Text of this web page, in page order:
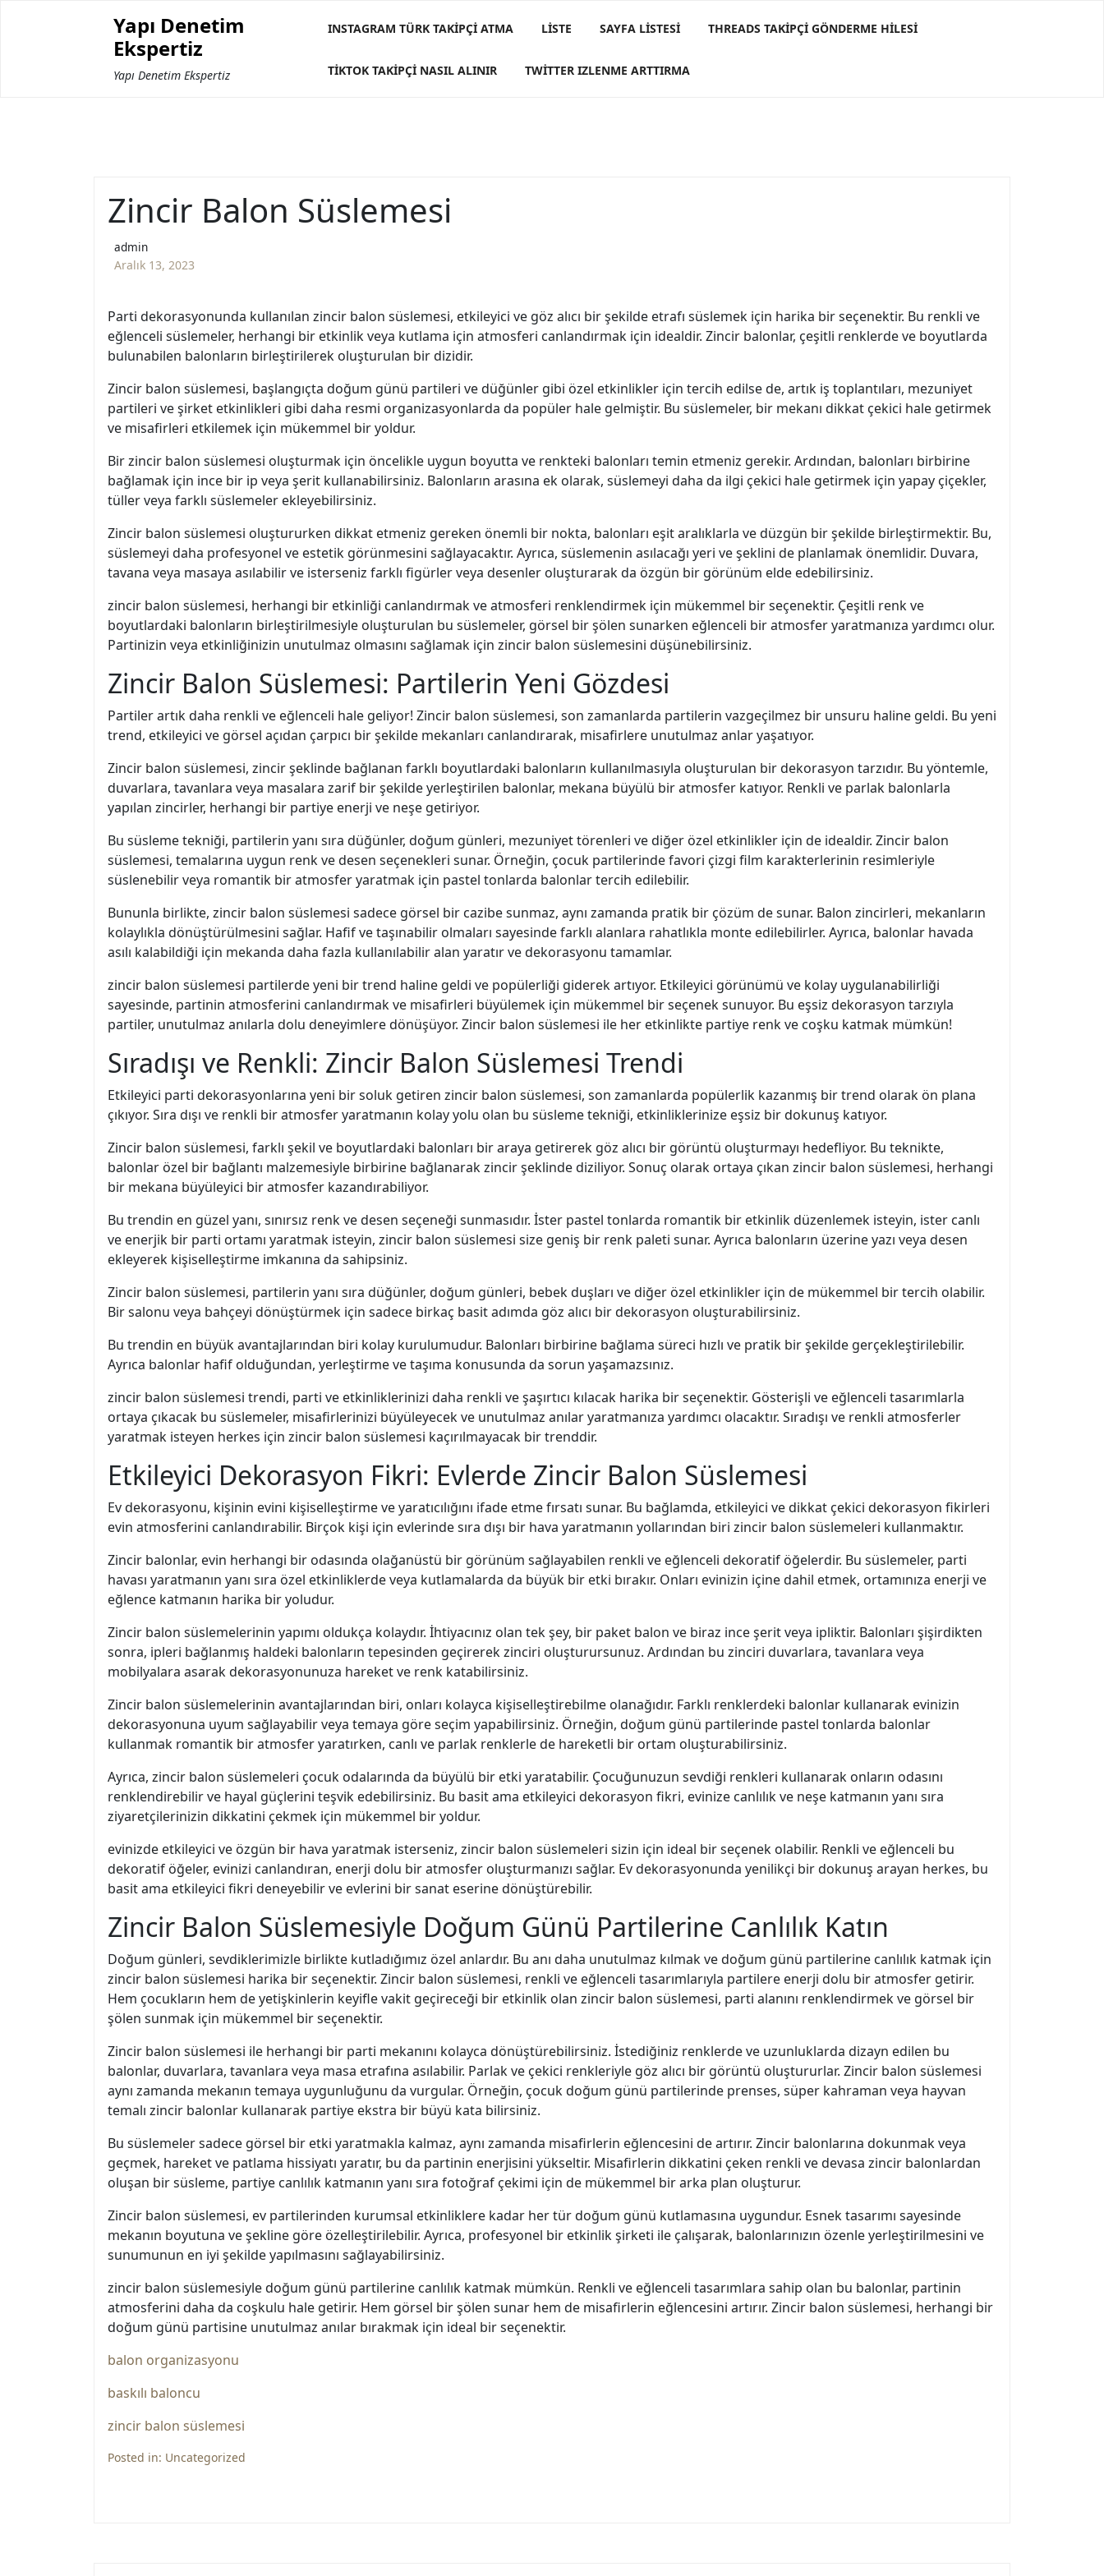
Yapı Denetim
Ekspertiz
Yapı Denetim Ekspertiz
INSTAGRAM TÜRK TAKIPÇI ATMA LISTE SAYFA LISTESI THREADS TAKIPÇI GÖNDERME HILESI
TIKTOK TAKIPÇI NASIL ALINIR TWITTER IZLENME ARTTIRMA
Zincir Balon Süslemesi
admin
Aralık 13, 2023
Parti dekorasyonunda kullanılan zincir balon süslemesi, etkileyici ve göz alıcı bir şekilde etrafı süslemek için harika bir seçenektir. Bu renkli ve
eğlenceli süslemeler, herhangi bir etkinlik veya kutlama için atmosferi canlandırmak için idealdir. Zincir balonlar, çeşitli renklerde ve boyutlarda
bulunabilen balonların birleştirilerek oluşturulan bir dizidir.
Zincir balon süslemesi, başlangıçta doğum günü partileri ve düğünler gibi özel etkinlikler için tercih edilse de, artık iş toplantıları, mezuniyet
partileri ve şirket etkinlikleri gibi daha resmi organizasyonlarda da popüler hale gelmiştir. Bu süslemeler, bir mekanı dikkat çekici hale getirmek
ve misafirleri etkilemek için mükemmel bir yoldur.
Bir zincir balon süslemesi oluşturmak için öncelikle uygun boyutta ve renkteki balonları temin etmeniz gerekir. Ardından, balonları birbirine
bağlamak için ince bir ip veya şerit kullanabilirsiniz. Balonların arasına ek olarak, süslemeyi daha da ilgi çekici hale getirmek için yapay çiçekler,
tüller veya farklı süslemeler ekleyebilirsiniz.
Zincir balon süslemesi oluştururken dikkat etmeniz gereken önemli bir nokta, balonları eşit aralıklarla ve düzgün bir şekilde birleştirmektir. Bu,
süslemeyi daha profesyonel ve estetik görünmesini sağlayacaktır. Ayrıca, süslemenin asılacağı yeri ve şeklini de planlamak önemlidir. Duvara,
tavana veya masaya asılabilir ve isterseniz farklı figürler veya desenler oluşturarak da özgün bir görünüm elde edebilirsiniz.
zincir balon süslemesi, herhangi bir etkinliği canlandırmak ve atmosferi renklendirmek için mükemmel bir seçenektir. Çeşitli renk ve
boyutlardaki balonların birleştirilmesiyle oluşturulan bu süslemeler, görsel bir şölen sunarken eğlenceli bir atmosfer yaratmanıza yardımcı olur.
Partinizin veya etkinliğinizin unutulmaz olmasını sağlamak için zincir balon süslemesini düşünebilirsiniz.
Zincir Balon Süslemesi: Partilerin Yeni Gözdesi
Partiler artık daha renkli ve eğlenceli hale geliyor! Zincir balon süslemesi, son zamanlarda partilerin vazgeçilmez bir unsuru haline geldi. Bu yeni
trend, etkileyici ve görsel açıdan çarpıcı bir şekilde mekanları canlandırarak, misafirlere unutulmaz anlar yaşatıyor.
Zincir balon süslemesi, zincir şeklinde bağlanan farklı boyutlardaki balonların kullanılmasıyla oluşturulan bir dekorasyon tarzıdır. Bu yöntemle,
duvarlara, tavanlara veya masalara zarif bir şekilde yerleştirilen balonlar, mekana büyülü bir atmosfer katıyor. Renkli ve parlak balonlarla
yapılan zincirler, herhangi bir partiye enerji ve neşe getiriyor.
Bu süsleme tekniği, partilerin yanı sıra düğünler, doğum günleri, mezuniyet törenleri ve diğer özel etkinlikler için de idealdir. Zincir balon
süslemesi, temalarına uygun renk ve desen seçenekleri sunar. Örneğin, çocuk partilerinde favori çizgi film karakterlerinin resimleriyle
süslenebilir veya romantik bir atmosfer yaratmak için pastel tonlarda balonlar tercih edilebilir.
Bununla birlikte, zincir balon süslemesi sadece görsel bir cazibe sunmaz, aynı zamanda pratik bir çözüm de sunar. Balon zincirleri, mekanların
kolaylıkla dönüştürülmesini sağlar. Hafif ve taşınabilir olmaları sayesinde farklı alanlara rahatlıkla monte edilebilirler. Ayrıca, balonlar havada
asılı kalabildiği için mekanda daha fazla kullanılabilir alan yaratır ve dekorasyonu tamamlar.
zincir balon süslemesi partilerde yeni bir trend haline geldi ve popülerliği giderek artıyor. Etkileyici görünümü ve kolay uygulanabilirliği
sayesinde, partinin atmosferini canlandırmak ve misafirleri büyülemek için mükemmel bir seçenek sunuyor. Bu eşsiz dekorasyon tarzıyla
partiler, unutulmaz anılarla dolu deneyimlere dönüşüyor. Zincir balon süslemesi ile her etkinlikte partiye renk ve coşku katmak mümkün!
Sıradışı ve Renkli: Zincir Balon Süslemesi Trendi
Etkileyici parti dekorasyonlarına yeni bir soluk getiren zincir balon süslemesi, son zamanlarda popülerlik kazanmış bir trend olarak ön plana
çıkıyor. Sıra dışı ve renkli bir atmosfer yaratmanın kolay yolu olan bu süsleme tekniği, etkinliklerinize eşsiz bir dokunuş katıyor.
Zincir balon süslemesi, farklı şekil ve boyutlardaki balonları bir araya getirerek göz alıcı bir görüntü oluşturmayı hedefliyor. Bu teknikte,
balonlar özel bir bağlantı malzemesiyle birbirine bağlanarak zincir şeklinde diziliyor. Sonuç olarak ortaya çıkan zincir balon süslemesi, herhangi
bir mekana büyüleyici bir atmosfer kazandırabiliyor.
Bu trendin en güzel yanı, sınırsız renk ve desen seçeneği sunmasıdır. İster pastel tonlarda romantik bir etkinlik düzenlemek isteyin, ister canlı
ve enerjik bir parti ortamı yaratmak isteyin, zincir balon süslemesi size geniş bir renk paleti sunar. Ayrıca balonların üzerine yazı veya desen
ekleyerek kişiselleştirme imkanına da sahipsiniz.
Zincir balon süslemesi, partilerin yanı sıra düğünler, doğum günleri, bebek duşları ve diğer özel etkinlikler için de mükemmel bir tercih olabilir.
Bir salonu veya bahçeyi dönüştürmek için sadece birkaç basit adımda göz alıcı bir dekorasyon oluşturabilirsiniz.
Bu trendin en büyük avantajlarından biri kolay kurulumudur. Balonları birbirine bağlama süreci hızlı ve pratik bir şekilde gerçekleştirilebilir.
Ayrıca balonlar hafif olduğundan, yerleştirme ve taşıma konusunda da sorun yaşamazsınız.
zincir balon süslemesi trendi, parti ve etkinliklerinizi daha renkli ve şaşırtıcı kılacak harika bir seçenektir. Gösterişli ve eğlenceli tasarımlarla
ortaya çıkacak bu süslemeler, misafirlerinizi büyüleyecek ve unutulmaz anılar yaratmanıza yardımcı olacaktır. Sıradışı ve renkli atmosferler
yaratmak isteyen herkes için zincir balon süslemesi kaçırılmayacak bir trenddir.
Etkileyici Dekorasyon Fikri: Evlerde Zincir Balon Süslemesi
Ev dekorasyonu, kişinin evini kişiselleştirme ve yaratıcılığını ifade etme fırsatı sunar. Bu bağlamda, etkileyici ve dikkat çekici dekorasyon fikirleri
evin atmosferini canlandırabilir. Birçok kişi için evlerinde sıra dışı bir hava yaratmanın yollarından biri zincir balon süslemeleri kullanmaktır.
Zincir balonlar, evin herhangi bir odasında olağanüstü bir görünüm sağlayabilen renkli ve eğlenceli dekoratif öğelerdir. Bu süslemeler, parti
havası yaratmanın yanı sıra özel etkinliklerde veya kutlamalarda da büyük bir etki bırakır. Onları evinizin içine dahil etmek, ortamınıza enerji ve
eğlence katmanın harika bir yoludur.
Zincir balon süslemelerinin yapımı oldukça kolaydır. İhtiyacınız olan tek şey, bir paket balon ve biraz ince şerit veya ipliktir. Balonları şişirdikten
sonra, ipleri bağlanmış haldeki balonların tepesinden geçirerek zinciri oluşturursunuz. Ardından bu zinciri duvarlara, tavanlara veya
mobilyalara asarak dekorasyonunuza hareket ve renk katabilirsiniz.
Zincir balon süslemelerinin avantajlarından biri, onları kolayca kişiselleştirebilme olanağıdır. Farklı renklerdeki balonlar kullanarak evinizin
dekorasyonuna uyum sağlayabilir veya temaya göre seçim yapabilirsiniz. Örneğin, doğum günü partilerinde pastel tonlarda balonlar
kullanmak romantik bir atmosfer yaratırken, canlı ve parlak renklerle de hareketli bir ortam oluşturabilirsiniz.
Ayrıca, zincir balon süslemeleri çocuk odalarında da büyülü bir etki yaratabilir. Çocuğunuzun sevdiği renkleri kullanarak onların odasını
renklendirebilir ve hayal güçlerini teşvik edebilirsiniz. Bu basit ama etkileyici dekorasyon fikri, evinize canlılık ve neşe katmanın yanı sıra
ziyaretçilerinizin dikkatini çekmek için mükemmel bir yoldur.
evinizde etkileyici ve özgün bir hava yaratmak isterseniz, zincir balon süslemeleri sizin için ideal bir seçenek olabilir. Renkli ve eğlenceli bu
dekoratif öğeler, evinizi canlandıran, enerji dolu bir atmosfer oluşturmanızı sağlar. Ev dekorasyonunda yenilikçi bir dokunuş arayan herkes, bu
basit ama etkileyici fikri deneyebilir ve evlerini bir sanat eserine dönüştürebilir.
Zincir Balon Süslemesiyle Doğum Günü Partilerine Canlılık Katın
Doğum günleri, sevdiklerimizle birlikte kutladığımız özel anlardır. Bu anı daha unutulmaz kılmak ve doğum günü partilerine canlılık katmak için
zincir balon süslemesi harika bir seçenektir. Zincir balon süslemesi, renkli ve eğlenceli tasarımlarıyla partilere enerji dolu bir atmosfer getirir.
Hem çocukların hem de yetişkinlerin keyifle vakit geçireceği bir etkinlik olan zincir balon süslemesi, parti alanını renklendirmek ve görsel bir
şölen sunmak için mükemmel bir seçenektir.
Zincir balon süslemesi ile herhangi bir parti mekanını kolayca dönüştürebilirsiniz. İstediğiniz renklerde ve uzunluklarda dizayn edilen bu
balonlar, duvarlara, tavanlara veya masa etrafına asılabilir. Parlak ve çekici renkleriyle göz alıcı bir görüntü oluştururlar. Zincir balon süslemesi
aynı zamanda mekanın temaya uygunluğunu da vurgular. Örneğin, çocuk doğum günü partilerinde prenses, süper kahraman veya hayvan
temalı zincir balonlar kullanarak partiye ekstra bir büyü kata bilirsiniz.
Bu süslemeler sadece görsel bir etki yaratmakla kalmaz, aynı zamanda misafirlerin eğlencesini de artırır. Zincir balonlarına dokunmak veya
geçmek, hareket ve patlama hissiyatı yaratır, bu da partinin enerjisini yükseltir. Misafirlerin dikkatini çeken renkli ve devasa zincir balonlardan
oluşan bir süsleme, partiye canlılık katmanın yanı sıra fotoğraf çekimi için de mükemmel bir arka plan oluşturur.
Zincir balon süslemesi, ev partilerinden kurumsal etkinliklere kadar her tür doğum günü kutlamasına uygundur. Esnek tasarımı sayesinde
mekanın boyutuna ve şekline göre özelleştirilebilir. Ayrıca, profesyonel bir etkinlik şirketi ile çalışarak, balonlarınızın özenle yerleştirilmesini ve
sunumunun en iyi şekilde yapılmasını sağlayabilirsiniz.
zincir balon süslemesiyle doğum günü partilerine canlılık katmak mümkün. Renkli ve eğlenceli tasarımlara sahip olan bu balonlar, partinin
atmosferini daha da coşkulu hale getirir. Hem görsel bir şölen sunar hem de misafirlerin eğlencesini artırır. Zincir balon süslemesi, herhangi bir
doğum günü partisine unutulmaz anılar bırakmak için ideal bir seçenektir.
balon organizasyonu
baskılı baloncu
zincir balon süslemesi
Posted in: Uncategorized